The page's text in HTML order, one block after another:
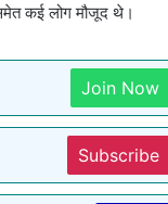
कई लोग मौजूद थे।
Join Now
Subscribe